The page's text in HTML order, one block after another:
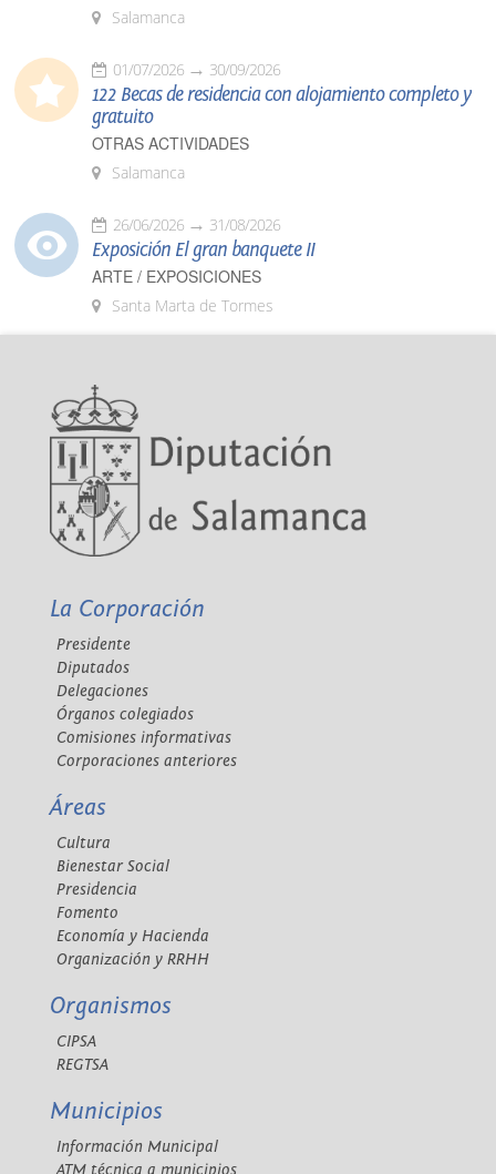
Salamanca
01/07/2026 30/09/2026
122 Becas de residencia con alojamiento completo y
gratuito
OTRAS ACTIVIDADES
Salamanca
26/06/2026 31/08/2026
Exposición El gran banquete II
ARTE / EXPOSICIONES
Santa Marta de Tormes
La Corporación
Presidente
Diputados
Delegaciones
Órganos colegiados
Comisiones informativas
Corporaciones anteriores
Áreas
Cultura
Bienestar Social
Presidencia
Fomento
Economía y Hacienda
Organización y RRHH
Organismos
CIPSA
REGTSA
Municipios
Información Municipal
ATM técnica a municipios